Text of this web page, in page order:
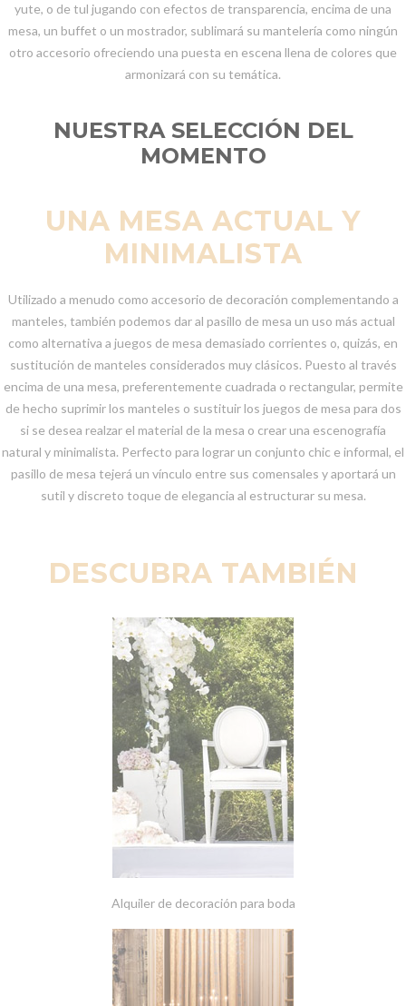
yute, o de tul jugando con efectos de transparencia, encima de una
mesa, un buffet o un mostrador, sublimará su mantelería como ningún
otro accesorio ofreciendo una puesta en escena llena de colores que
armonizará con su temática.
NUESTRA SELECCIÓN DEL
MOMENTO
UNA MESA ACTUAL Y
MINIMALISTA
Utilizado a menudo como accesorio de decoración complementando a
manteles, también podemos dar al pasillo de mesa un uso más actual
como alternativa a juegos de mesa demasiado corrientes o, quizás, en
sustitución de manteles considerados muy clásicos. Puesto al través
encima de una mesa, preferentemente cuadrada o rectangular, permite
de hecho suprimir los manteles o sustituir los juegos de mesa para dos
si se desea realzar el material de la mesa o crear una escenografía
natural y minimalista. Perfecto para lograr un conjunto chic e informal, el
pasillo de mesa tejerá un vínculo entre sus comensales y aportará un
sutil y discreto toque de elegancia al estructurar su mesa.
DESCUBRA TAMBIÉN
Alquiler de decoración para boda